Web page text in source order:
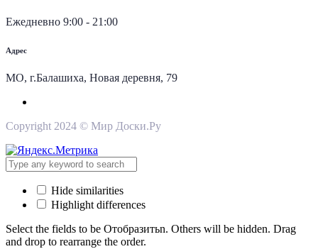
Ежедневно 9:00 - 21:00
Адрес
МО, г.Балашиха, Новая деревня, 79
Copyright 2024 © Мир Доски.Ру
Hide similarities
Highlight differences
Select the fields to be Отобразитьn. Others will be hidden. Drag
and drop to rearrange the order.